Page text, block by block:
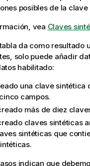
posibles de la clave
vea Claves
da como resultado
solo puede añadir
habilitado:
una clave sintética
campos.
más de diez
claves sintéticas
sintéticas que
indican que